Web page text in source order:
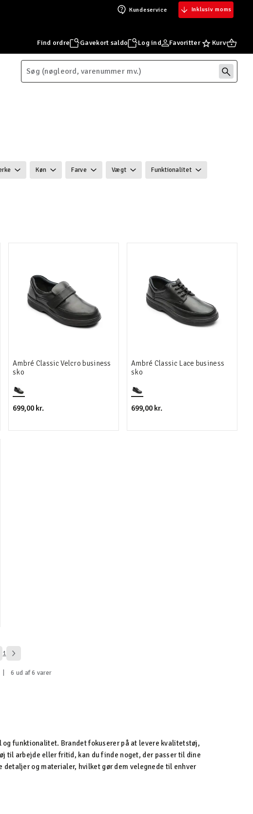
Kundeservice Inklusiv moms
Find ordre Gavekort saldo Log ind Favoritter Kurv
Køn Farve Vægt Funktionalitet
Ambré Classic Velcro business
sko
699,00 kr.
Ambré Classic Lace business
sko
699,00 kr.
1
6 ud af 6 varer
funktionalitet. Brandet fokuserer på at levere kvalitetstøj,
til arbejde eller fritid, kan du finde noget, der passer til dine
detaljer og materialer, hvilket gør dem velegnede til enhver